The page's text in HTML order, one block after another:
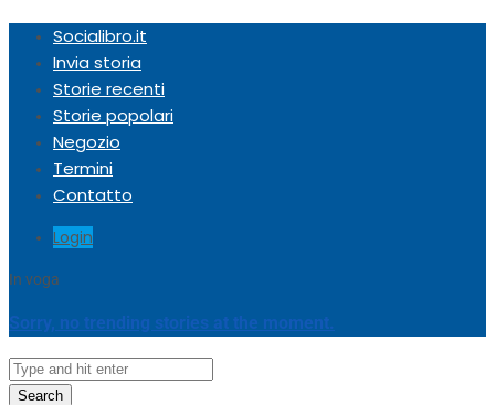
Socialibro.it
Invia storia
Storie recenti
Storie popolari
Negozio
Termini
Contatto
Login
In voga
Sorry, no trending stories at the moment.
Search